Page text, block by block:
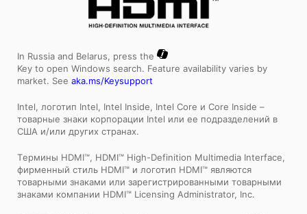
In Russia and Belarus, press the
Key to open Windows search. Feature availability varies by
market. See aka.ms/Keysupport
Intel, логотип Intel, Intel Inside, Intel Core и Core Inside –
товарные знаки корпорации Intel или ее подразделений в
США и/или других странах.
Tермины HDMI™, HDMI™ High-Definition Multimedia Interface,
фирменный стиль HDMI™ и логотип HDMI™ являются
товарными знаками или зарегистрированными товарными
знаками компании HDMI™ Licensing Administrator, Inc.